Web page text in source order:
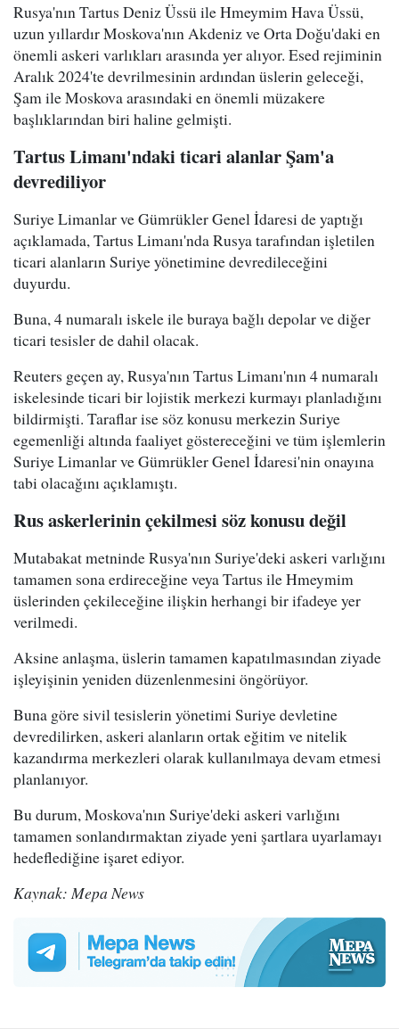
Rusya'nın Tartus Deniz Üssü ile Hmeymim Hava Üssü,
uzun yıllardır Moskova'nın Akdeniz ve Orta Doğu'daki en
önemli askeri varlıkları arasında yer alıyor. Esed rejiminin
Aralık 2024'te devrilmesinin ardından üslerin geleceği,
Şam ile Moskova arasındaki en önemli müzakere
başlıklarından biri haline gelmişti.
Tartus Limanı'ndaki ticari alanlar Şam'a
devrediliyor
Suriye Limanlar ve Gümrükler Genel İdaresi de yaptığı
açıklamada, Tartus Limanı'nda Rusya tarafından işletilen
ticari alanların Suriye yönetimine devredileceğini
duyurdu.
Buna, 4 numaralı iskele ile buraya bağlı depolar ve diğer
ticari tesisler de dahil olacak.
Reuters geçen ay, Rusya'nın Tartus Limanı'nın 4 numaralı
iskelesinde ticari bir lojistik merkezi kurmayı planladığını
bildirmişti. Taraflar ise söz konusu merkezin Suriye
egemenliği altında faaliyet göstereceğini ve tüm işlemlerin
Suriye Limanlar ve Gümrükler Genel İdaresi'nin onayına
tabi olacağını açıklamıştı.
Rus askerlerinin çekilmesi söz konusu değil
Mutabakat metninde Rusya'nın Suriye'deki askeri varlığını
tamamen sona erdireceğine veya Tartus ile Hmeymim
üslerinden çekileceğine ilişkin herhangi bir ifadeye yer
verilmedi.
Aksine anlaşma, üslerin tamamen kapatılmasından ziyade
işleyişinin yeniden düzenlenmesini öngörüyor.
Buna göre sivil tesislerin yönetimi Suriye devletine
devredilirken, askeri alanların ortak eğitim ve nitelik
kazandırma merkezleri olarak kullanılmaya devam etmesi
planlanıyor.
Bu durum, Moskova'nın Suriye'deki askeri varlığını
tamamen sonlandırmaktan ziyade yeni şartlara uyarlamayı
hedeflediğine işaret ediyor.
Kaynak: Mepa News